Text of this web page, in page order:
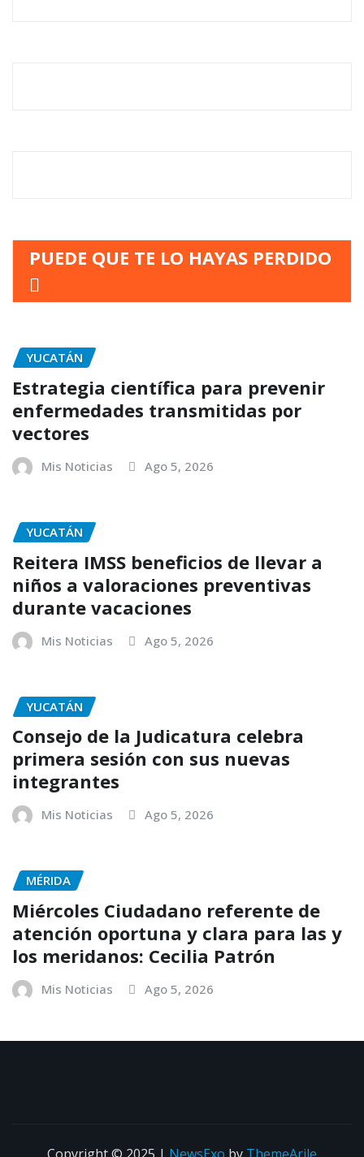
PUEDE QUE TE LO HAYAS PERDIDO
YUCATÁN
Estrategia científica para prevenir
enfermedades transmitidas por
vectores
Mis Noticias Ago 5, 2026
YUCATÁN
Reitera IMSS beneficios de llevar a
niños a valoraciones preventivas
durante vacaciones
Mis Noticias Ago 5, 2026
YUCATÁN
Consejo de la Judicatura celebra
primera sesión con sus nuevas
integrantes
Mis Noticias Ago 5, 2026
MÉRIDA
Miércoles Ciudadano referente de
atención oportuna y clara para las y
los meridanos: Cecilia Patrón
Mis Noticias Ago 5, 2026